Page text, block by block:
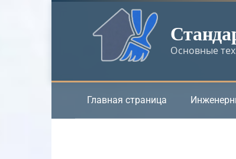
Основные
Главная страница